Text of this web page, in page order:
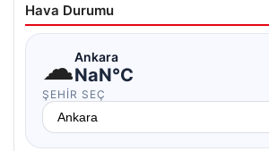
Hava Durumu
☁Ankara
NaN°C
ŞEHIR SEÇ